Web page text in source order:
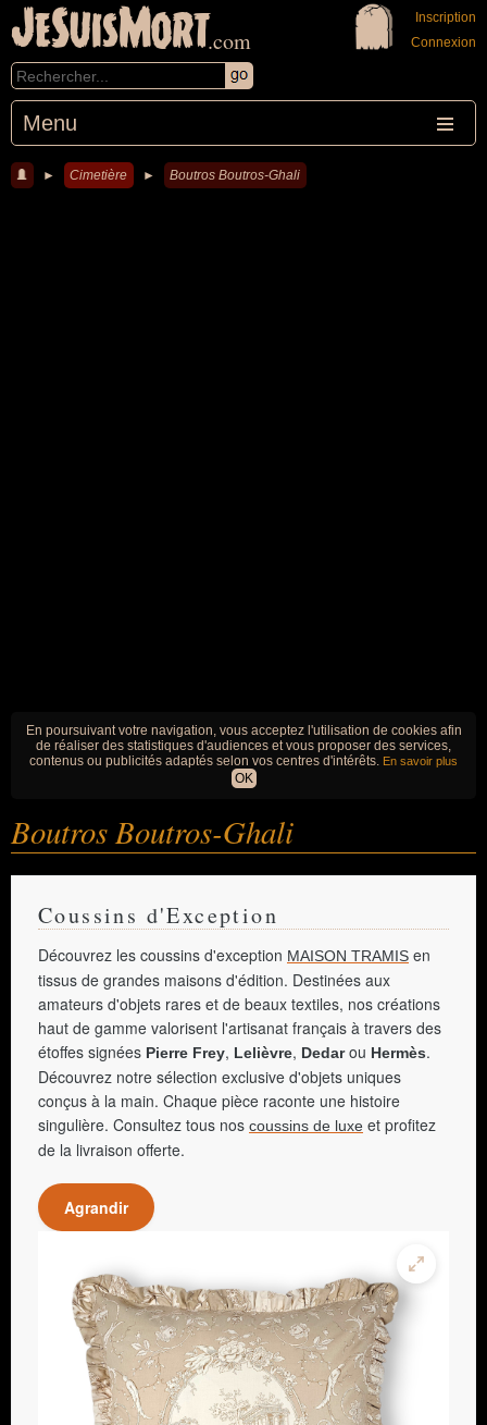
JeSuisMort.com
Menu
Inscription
Connexion
► Cimetière ► Boutros Boutros-Ghali
En poursuivant votre navigation, vous acceptez l'utilisation de cookies afin
de réaliser des statistiques d'audiences et vous proposer des services,
contenus ou publicités adaptés selon vos centres d'intérêts. En savoir plus
OK
Boutros Boutros-Ghali
Coussins d'Exception
Découvrez les coussins d'exception MAISON TRAMIS en
tissus de grandes maisons d'édition. Destinées aux
amateurs d'objets rares et de beaux textiles, nos créations
haut de gamme valorisent l'artisanat français à travers des
étoffes signées Pierre Frey, Lelièvre, Dedarou Hermès.
Découvrez notre sélection exclusive d'objets uniques
conçus à la main. Chaque pièce raconte une histoire
singulière. Consultez tous nos coussins de luxe et profitez
de la livraison offerte.
Agrandir